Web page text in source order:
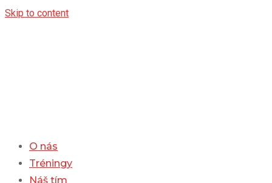
Skip to content
O nás
Tréningy
Náš tím